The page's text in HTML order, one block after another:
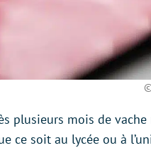
plusieurs mois de vache
ce soit au lycée ou à